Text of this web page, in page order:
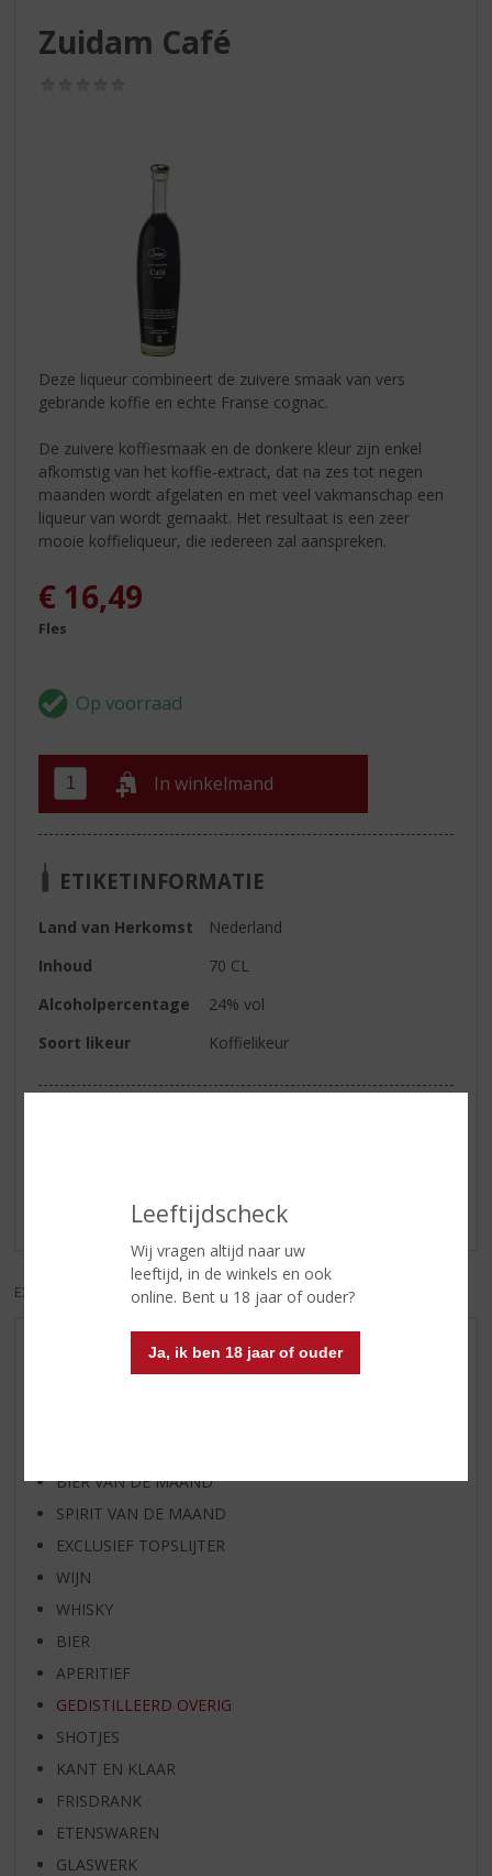
Leeftijdscheck
Wij vragen altijd naar uw
leeftijd, in de winkels en ook
online. Bent u 18 jaar of ouder?
Ja, ik ben 18 jaar of ouder
Zuidam Café
Deze liqueur combineert de zuivere smaak van vers
gebrande koffie en echte Franse cognac.
De zuivere koffiesmaak en de donkere kleur zijn enkel
afkomstig van het koffie-extract, dat na zes tot negen
maanden wordt afgelaten en met veel vakmanschap een
liqueur van wordt gemaakt. Het resultaat is een zeer
mooie koffieliqueur, die iedereen zal aanspreken.
€ 16,49
Fles
In winkelmand
ETIKETINFORMATIE
Land van Herkomst
Nederland
Inhoud
70 CL
Alcoholpercentage
24% vol
Soort likeur
Koffielikeur
Er zijn nog geen reviews geplaatst voor dit product
EXCL. BTW INCL. BTW
AANBIEDINGEN
BIER VAN DE MAAND
SPIRIT VAN DE MAAND
EXCLUSIEF TOPSLIJTER
WIJN
WHISKY
BIER
APERITIEF
GEDISTILLEERD OVERIG
SHOTJES
KANT EN KLAAR
FRISDRANK
ETENSWAREN
GLASWERK